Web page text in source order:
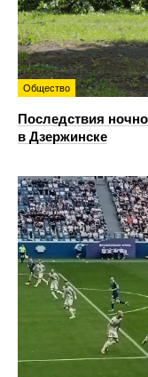
Общество
Последствия
в Дзержинске